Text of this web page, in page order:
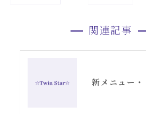
関連記事